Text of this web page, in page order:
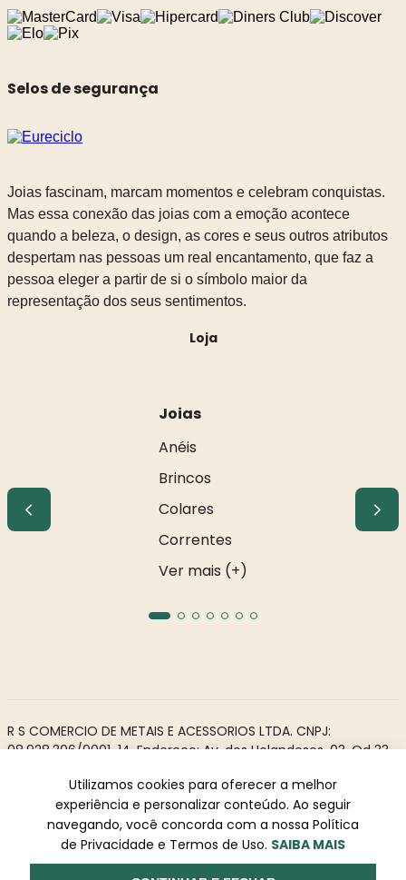
Selos de segurança
Joias fascinam, marcam momentos e celebram conquistas.
Mas essa conexão das joias com a emoção acontece
quando a beleza, o design, as cores e seus outros atributos
despertam nas pessoas um real encantamento, que faz a
pessoa eleger a partir de si o símbolo maior da
representação dos seus sentimentos.
Loja
Joias
Anéis
Brincos
Colares
Correntes
Ver mais (+)
R S COMERCIO DE METAIS E ACESSORIOS LTDA. CNPJ:
08.928.306/0001-14. Endereço: Av. dos Holandeses, 03, Qd 33,
Todos os direitos reservados à Rosa Rio - As informações não
podem ser reproduzidas total ou parcialmente sem
autorização prévia.
Powered by Desenvolvido
Utilizamos cookies para oferecer a melhor
experiência e personalizar conteúdo. Ao seguir
navegando, você concorda com a nossa Política
de Privacidade e Termos de Uso. SAIBA MAIS